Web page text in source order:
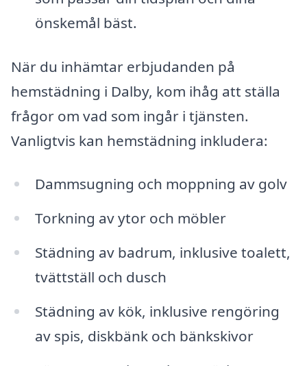
önskemål bäst.
När du inhämtar erbjudanden på
hemstädning i Dalby, kom ihåg att ställa
frågor om vad som ingår i tjänsten.
Vanligtvis kan hemstädning inkludera:
Dammsugning och moppning av golv
Torkning av ytor och möbler
Städning av badrum, inklusive toalett,
tvättställ och dusch
Städning av kök, inklusive rengöring
av spis, diskbänk och bänkskivor